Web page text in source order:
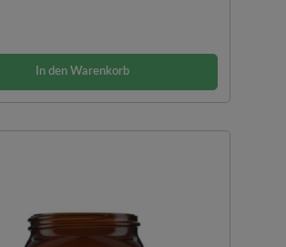
In den Warenkorb